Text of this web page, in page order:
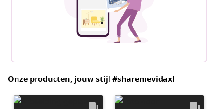
Onze producten, jouw stijl #sharemevidaxl